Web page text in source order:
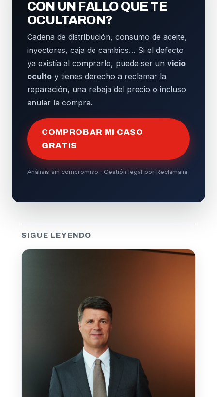
CON UN FALLO QUE TE
OCULTARON?
Cadena de distribución, consumo de aceite,
inyectores, caja de cambios… Si el defecto
ya existía al comprarlo, puede ser un vicio
oculto y tienes derecho a reclamar la
reparación, una rebaja del precio o incluso
anular la compra.
COMPROBAR MI CASO
GRATIS
Análisis sin compromiso · Gestión legal por Reclamalia
SIGUE LEYENDO